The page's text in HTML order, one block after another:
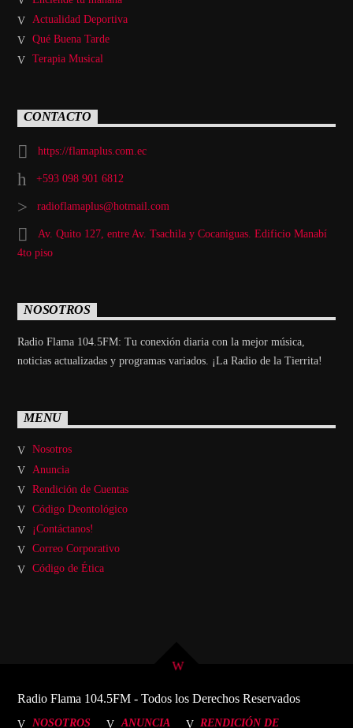
Actualidad Deportiva
Qué Buena Tarde
Terapia Musical
CONTACTO
https://flamaplus.com.ec
+593 098 901 6812
radioflamaplus@hotmail.com
Av. Quito 127, entre Av. Tsachila y Cocaniguas. Edificio Manabí
4to piso
NOSOTROS
Radio Flama 104.5FM: Tu conexión diaria con la mejor música,
noticias actualizadas y programas variados. ¡La Radio de la Tierrita!
MENU
Nosotros
Anuncia
Rendición de Cuentas
Código Deontológico
¡Contáctanos!
Correo Corporativo
Código de Ética
Radio Flama 104.5FM - Todos los Derechos Reservados
NOSOTROS ANUNCIA RENDICIÓN DE